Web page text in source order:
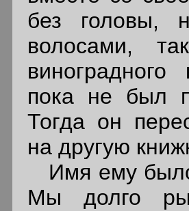
без головы,
волосами,
пока не был
Тогда он
на другую
Имя ему
Мы долго